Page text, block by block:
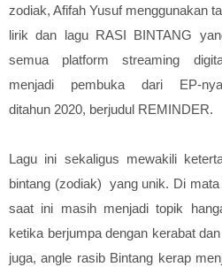
zodiak, Afifah Yusuf menggunakan
lirikdan lagu RASI BINTANG
semua platformstreaming
menjadi pembuka dari EP-
ditahun 2020, berjudul REMINDER.
Lagu ini sekaligus mewakili
bintang (zodiak) yang unik. Di mata
saat ini masih menjadi topik
ketika berjumpa dengan kerabat
juga, angle rasib Bintang kerap